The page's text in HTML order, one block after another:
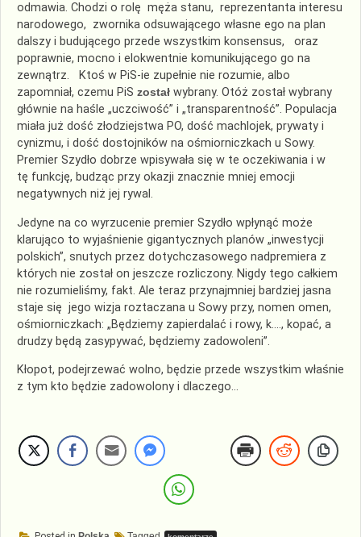
odmawia. Chodzi o rolę męża stanu, reprezentanta interesu
narodowego, zwornika odsuwającego własne ego na plan
dalszy i budującego przede wszystkim konsensus, oraz
poprawnie, mocno i elokwentnie komunikującego go na
zewnątrz. Ktoś w PiS-ie zupełnie nie rozumie, albo
zapomniał, czemu PiS został wybrany. Otóż został wybrany
głównie na haśle „uczciwość” i „transparentność”. Populacja
miała już dość złodziejstwa PO, dość machlojek, prywaty i
cynizmu, i dość dostojników na ośmiorniczkach u Sowy.
Premier Szydło dobrze wpisywała się w te oczekiwania i w
tę funkcję, budząc przy okazji znacznie mniej emocji
negatywnych niż jej rywal.
Jedyne na co wyrzucenie premier Szydło wpłynąć może
klarująco to wyjaśnienie gigantycznych planów „inwestycji
polskich”, snutych przez dotychczasowego nadpremiera z
których nie został on jeszcze rozliczony. Nigdy tego całkiem
nie rozumieliśmy, fakt. Ale teraz przynajmniej bardziej jasna
staje się jego wizja roztaczana u Sowy przy, nomen omen,
ośmiorniczkach: „Będziemy zapierdalać i rowy, k…., kopać, a
drudzy będą zasypywać, będziemy zadowoleni”.
Kłopot, podejrzewać wolno, będzie przede wszystkim właśnie
z tym kto będzie zadowolony i dlaczego…